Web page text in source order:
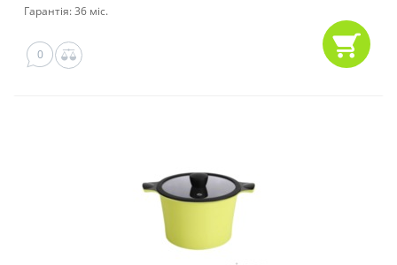
Гарантія: 36 міс.
0